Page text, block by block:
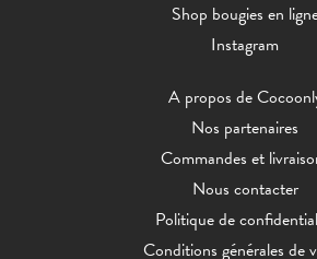
Shop bougies en
Instagram
A propos de
Nos partenaires
Commandes et
Nous contacter
Politique de
Conditions générales de